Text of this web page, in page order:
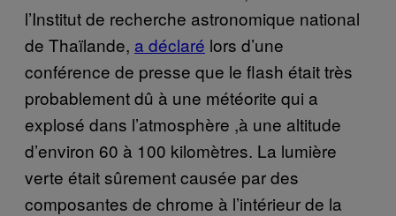
l’Institut de recherche astronomique national
de Thaïlande, a déclaré lors d’une
conférence de presse que le flash était très
probablement dû à une météorite qui a
explosé dans l’atmosphère ,à une altitude
d’environ 60 à 100 kilomètres. La lumière
verte était sûrement causée par des
composantes de chrome à l’intérieur de la